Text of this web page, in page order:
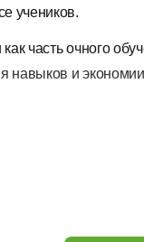
учеников.
часть очного
навыков и